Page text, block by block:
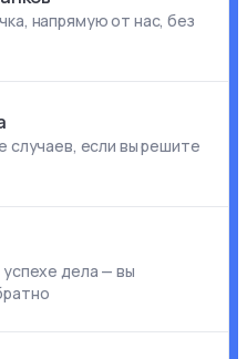
напрямую от нас, без
случаев, если вы решите
дела — вы